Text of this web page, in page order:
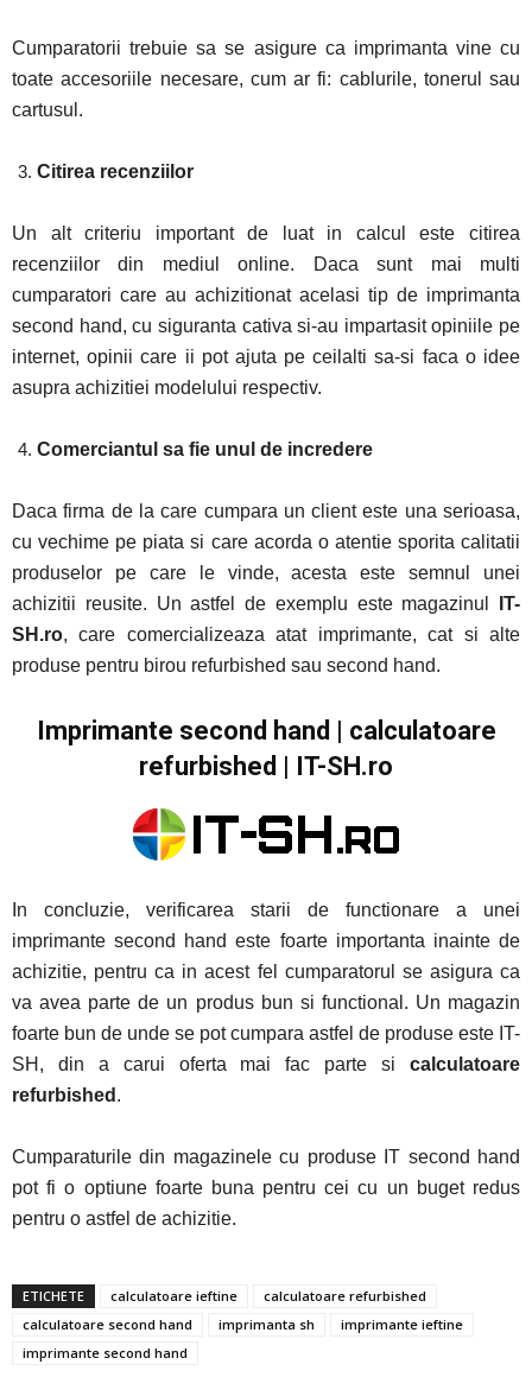
Cumparatorii trebuie sa se asigure ca imprimanta vine cu
toate accesoriile necesare, cum ar fi: cablurile, tonerul sau
cartusul.
Citirea recenziilor
Un alt criteriu important de luat in calcul este citirea
recenziilor din mediul online. Daca sunt mai multi
cumparatori care au achizitionat acelasi tip de imprimanta
second hand, cu siguranta cativa si-au impartasit opiniile pe
internet, opinii care ii pot ajuta pe ceilalti sa-si faca o idee
asupra achizitiei modelului respectiv.
Comerciantul sa fie unul de incredere
Daca firma de la care cumpara un client este una serioasa,
cu vechime pe piata si care acorda o atentie sporita calitatii
produselor pe care le vinde, acesta este semnul unei
achizitii reusite. Un astfel de exemplu este magazinul
IT-
SH.ro, care comercializeaza atat imprimante, cat si alte
produse pentru birou refurbished sau second hand.
Imprimante second hand | calculatoare
refurbished | IT-SH.ro
In concluzie, verificarea starii de functionare a unei
imprimante second hand este foarte importanta inainte de
achizitie, pentru ca in acest fel cumparatorul se asigura ca
va avea parte de un produs bun si functional. Un magazin
foarte bun de unde se pot cumpara astfel de produse este IT-
SH, din a carui oferta mai fac parte si calculatoare
refurbished .
Cumparaturile din magazinele cu produse IT second hand
pot fi o optiune foarte buna pentru cei cu un buget redus
pentru o astfel de achizitie.
ETICHETE calculatoare ieftine
calculatoare refurbished
calculatoare second hand
imprimanta sh
imprimante ieftine
imprimante second hand